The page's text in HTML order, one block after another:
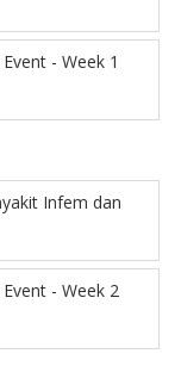
- Week 1
Infem dan
- Week 2